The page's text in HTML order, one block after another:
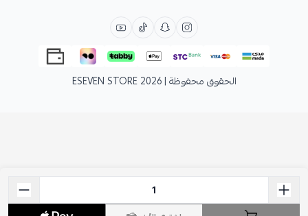
الحقوق محفوظة | 2026 ESEVEN STORE